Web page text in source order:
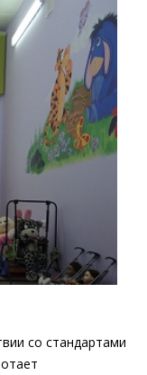
со стандартами